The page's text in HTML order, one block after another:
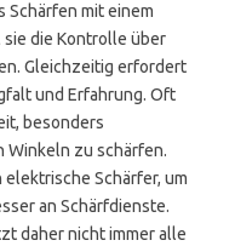
Schärfen mit einem
die Kontrolle über
Gleichzeitig erfordert
und Erfahrung. Oft
besonders
Winkeln zu schärfen.
Schärfer, um
an Schärfdienste.
daher nicht immer alle